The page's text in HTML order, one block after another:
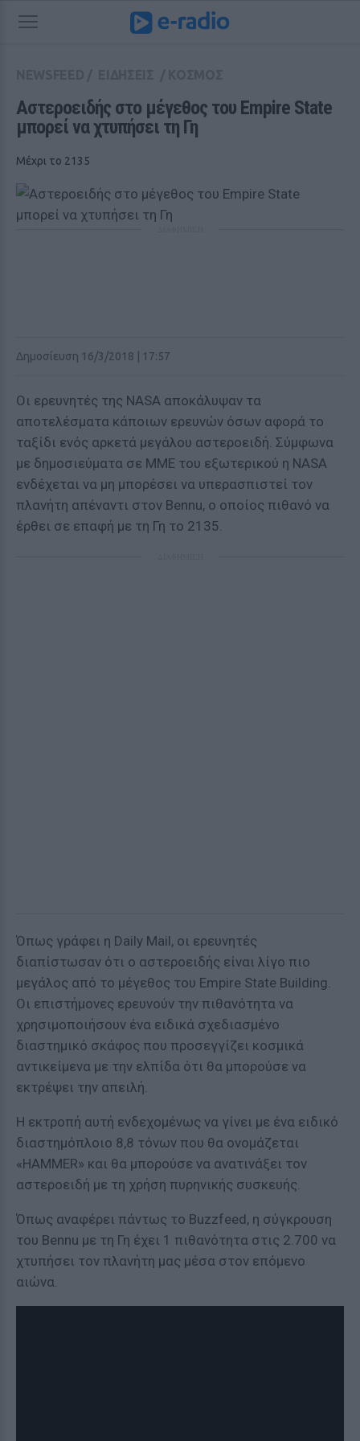
Αστεροειδής στο μέγεθος του Empire State
μπορεί να χτυπήσει τη Γη
Μέχρι το 2135
Δημοσίευση 16/3/2018 | 17:57
Οι ερευνητές της NASA αποκάλυψαν τα
αποτελέσματα κάποιων ερευνών όσων αφορά το
ταξίδι ενός αρκετά μεγάλου αστεροειδή. Σύμφωνα
με δημοσιεύματα σε ΜΜΕ του εξωτερικού η NASA
ενδέχεται να μη μπορέσει να υπερασπιστεί τον
πλανήτη απέναντι στον Bennu, ο οποίος πιθανό να
έρθει σε επαφή με τη Γη το 2135.
Όπως γράφει η Daily Mail, οι ερευνητές
διαπίστωσαν ότι ο αστεροειδής είναι λίγο πιο
μεγάλος από το μέγεθος του Empire State Building.
Οι επιστήμονες ερευνούν την πιθανότητα να
χρησιμοποιήσουν ένα ειδικά σχεδιασμένο
διαστημικό σκάφος που προσεγγίζει κοσμικά
αντικείμενα με την ελπίδα ότι θα μπορούσε να
εκτρέψει την απειλή.
Η εκτροπή αυτή ενδεχομένως να γίνει με ένα ειδικό
διαστημόπλοιο 8,8 τόνων που θα ονομάζεται
«HAMMER» και θα μπορούσε να ανατινάξει τον
αστεροειδή με τη χρήση πυρηνικής συσκευής.
Όπως αναφέρει πάντως το Buzzfeed, η σύγκρουση
του Bennu με τη Γη έχει 1 πιθανότητα στις 2.700 να
χτυπήσει τον πλανήτη μας μέσα στον επόμενο
αιώνα.